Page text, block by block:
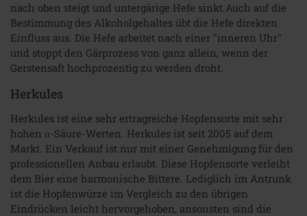
nach oben steigt und untergärige Hefe sinkt.Auch auf die
Bestimmung des Alkoholgehaltes übt die Hefe direkten
Einfluss aus. Die Hefe arbeitet nach einer "inneren Uhr"
und stoppt den Gärprozess von ganz allein, wenn der
Gerstensaft hochprozentig zu werden droht.
Herkules
Herkules ist eine sehr ertragreiche Hopfensorte mit sehr
hohen α-Säure-Werten. Herkules ist seit 2005 auf dem
Markt. Ein Verkauf ist nur mit einer Genehmigung für den
professionellen Anbau erlaubt. Diese Hopfensorte verleiht
dem Bier eine harmonische Bittere. Lediglich im Antrunk
ist die Hopfenwürze im Vergleich zu den übrigen
Eindrücken leicht hervorgehoben, ansonsten sind die